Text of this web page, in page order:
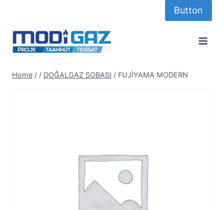
content
Button
Home / / DOĞALGAZ SOBASI / FUJİYAMA MODERN